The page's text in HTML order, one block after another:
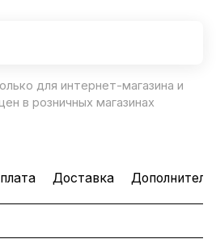
для интернет-магазина и
в розничных магазинах
Доставка